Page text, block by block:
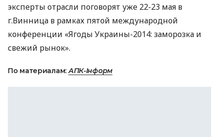
эксперты отрасли поговорят уже 22-23 мая в
г.Винница в рамках пятой международной
конференции «Ягоды Украины-2014: заморозка и
свежий рынок».
По материалам:АПК-Інформ